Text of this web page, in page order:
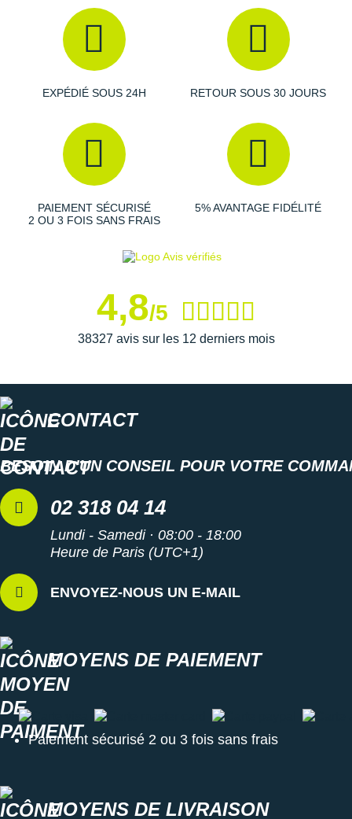
EXPÉDIÉ SOUS 24H RETOUR SOUS 30 JOURS
PAIEMENT SÉCURISÉ
2 OU 3 FOIS SANS FRAIS
5% AVANTAGE FIDÉLITÉ
4,8/5
38327 avis sur les 12 derniers mois
CONTACT
BESOIN D'UN CONSEIL POUR VOTRE
02 318 04 14
Lundi - Samedi · 08:00 - 18:00
Heure de Paris (UTC+1)
ENVOYEZ-NOUS UN E-MAIL
MOYENS DE PAIEMENT
Carte visa Carte master card Carte paypal Carte
Paiement sécurisé 2 ou 3 fois sans frais
MOYENS DE LIVRAISON